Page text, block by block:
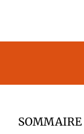
SOMMAIRE